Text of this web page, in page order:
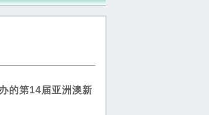
的第14届亚洲澳新